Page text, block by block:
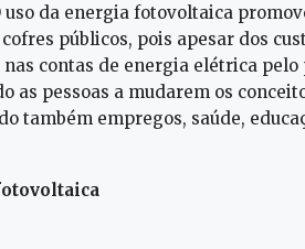
uso da energia fotovoltaica
públicos, pois apesar dos
nas contas de energia elétrica
as pessoas a mudarem os
também empregos, saúde,